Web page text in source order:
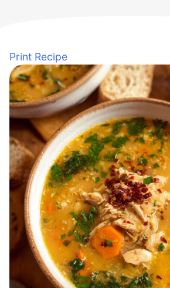
Print Recipe